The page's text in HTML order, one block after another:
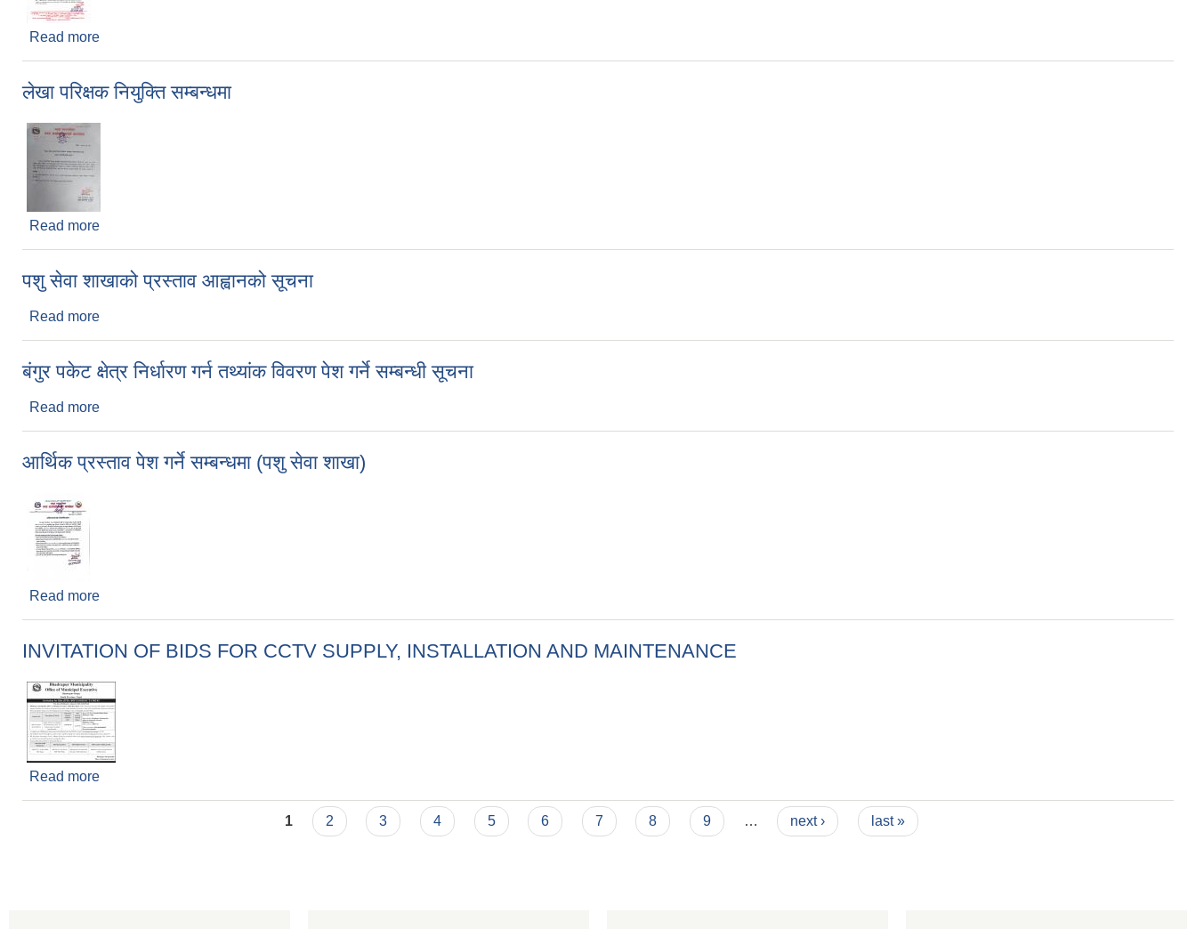
Read more
लेखा परिक्षक नियुक्ति सम्बन्धमा
Read more
पशु सेवा शाखाको प्रस्ताव आह्वानको सूचना
Read more
बंगुर पकेट क्षेत्र निर्धारण गर्न तथ्यांक विवरण पेश गर्ने सम्बन्धी सूचना
Read more
आर्थिक प्रस्ताव पेश गर्ने सम्बन्धमा (पशु सेवा शाखा)
Read more
INVITATION OF BIDS FOR CCTV SUPPLY, INSTALLATION AND MAINTENANCE
Read more
1 2 3 4 5 6 7 8 9 … next › last »